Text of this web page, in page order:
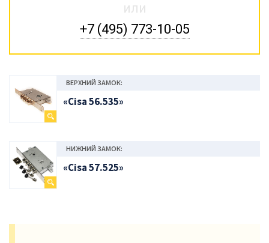
или
+7 (495) 773-10-05
ВЕРХНИЙ ЗАМОК:
«Cisa 56.535»
НИЖНИЙ ЗАМОК:
«Cisa 57.525»